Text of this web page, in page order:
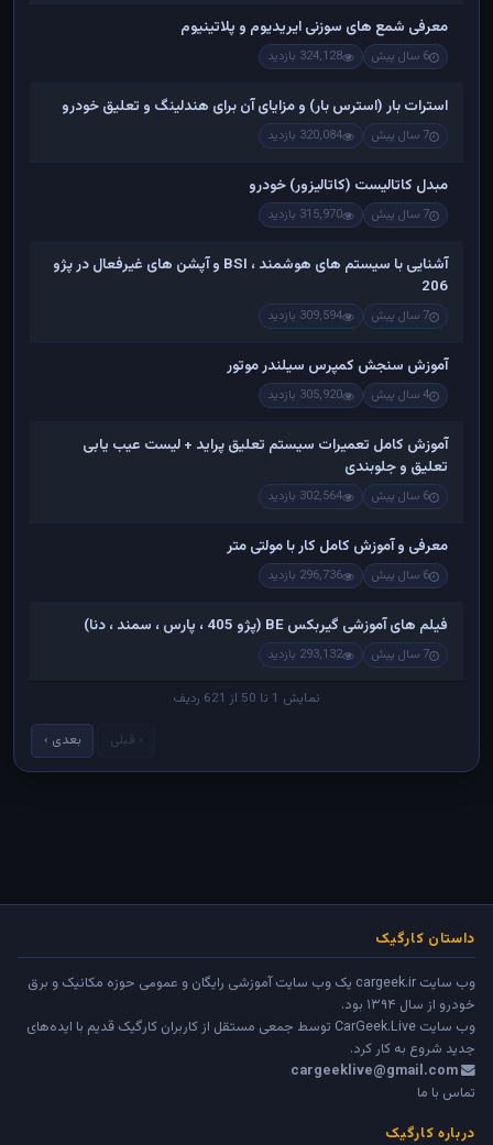
معرفی شمع های سوزنی ایریدیوم و پلاتینیوم
6 سال پیش 324,128 بازدید
استرات بار (استرس بار) و مزایای آن برای هندلینگ و تعلیق خودرو
7 سال پیش 320,084 بازدید
مبدل کاتالیست (کاتالیزور) خودرو
7 سال پیش 315,970 بازدید
آشنایی با سیستم های هوشمند ، BSI و آپشن های غیرفعال در پژو
206
7 سال پیش 309,594 بازدید
آموزش سنجش کمپرس سیلندر موتور
4 سال پیش 305,920 بازدید
آموزش کامل تعمیرات سیستم تعلیق پراید + لیست عیب یابی
تعلیق و جلوبندی
6 سال پیش 302,564 بازدید
معرفی و آموزش کامل کار با مولتی متر
6 سال پیش 296,736 بازدید
فیلم های آموزشی گیربکس BE (پژو 405 ، پارس ، سمند ، دنا)
7 سال پیش 293,132 بازدید
نمایش 1 تا 50 از 621 ردیف
‹ قبلی بعدی ›
داستان کارگیک
وب سایت cargeek.ir یک وب سایت آموزشی رایگان و عمومی حوزه مکانیک و برق
خودرو از سال ۱۳۹۴ بود.
وب سایت CarGeek.Live توسط جمعی مستقل از کاربران کارگیک قدیم با ایده‌های
جدید شروع به کار کرد.
cargeeklive@gmail.com
تماس با ما
درباره کارگیک